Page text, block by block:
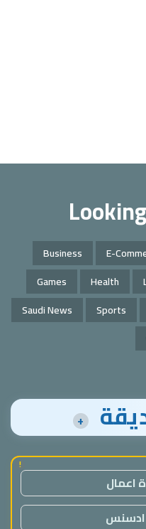
Business E-
Games
Health
Saudi News
Sports
+
!
اعمال
ادسنس